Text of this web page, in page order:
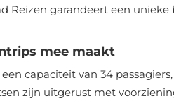
Reizen garandeert een
mee maakt
capaciteit van 34
zijn uitgerust met